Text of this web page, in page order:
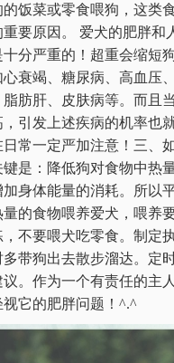
饭菜或零食喂狗，这类
要原因。 爱犬的肥胖和
分严重的！超重会缩短
衰竭、糖尿病、高血压
肪肝、皮肤病等。而且
引发上述疾病的机率也
常一定严加注意！三、
是：降低狗对食物中热
身体能量的消耗。所以
的食物喂养爱犬，喂养
不要喂犬吃零食。制定
带狗出去散步溜达。定
。作为一个有责任的主
它的肥胖问题！^.^